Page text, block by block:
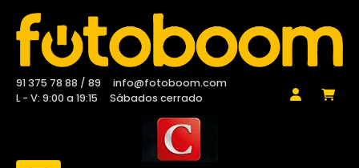
91 375 78 88 / 89
info@fotoboom.com
L - V: 9:00 a 19:15
Sábados cerrado